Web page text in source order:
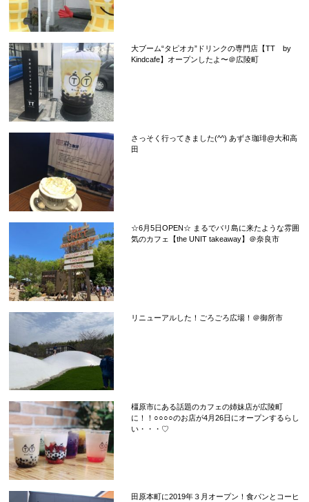
大ブーム“タピオカ”ドリンクの専門店【TT by
Kindcafe】オープンしたよ〜＠広陵町
さっそく行ってきました(^^) あずさ珈琲@大和高
田
☆6月5日OPEN☆ まるでバリ島に来たような雰囲
気のカフェ【the UNIT takeaway】＠奈良市
リニューアルした！ごろごろ広場！＠御所市
橿原市にある話題のカフェの姉妹店が広陵町
に！！○○○○のお店が4月26日にオープンするらし
い・・・♡
田原本町に2019年３月オープン！食パンとコーヒ